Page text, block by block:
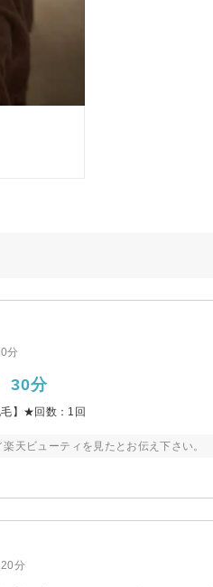
分
30分
毛】★回数：1回
天ビューティを見たとお伝え下さい。
分